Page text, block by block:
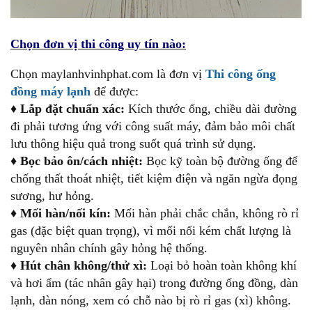
Chọn đơn vị thi công uy tín nào:
Chọn maylanhvinhphat.com là đơn vị Thi công ống
đồng máy lạnh để được:
♦ Lắp đặt chuẩn xác: Kích thước ống, chiều dài đường
đi phải tương ứng với công suất máy, đảm bảo môi chất
lưu thông hiệu quả trong suốt quá trình sử dụng.
♦ Bọc bảo ôn/cách nhiệt: Bọc kỹ toàn bộ đường ống để
chống thất thoát nhiệt, tiết kiệm điện và ngăn ngừa đọng
sương, hư hỏng.
♦ Mối hàn/nối kín: Mối hàn phải chắc chắn, không rò rỉ
gas (đặc biệt quan trọng), vì mối nối kém chất lượng là
nguyên nhân chính gây hỏng hệ thống.
♦ Hút chân không/thử xì: Loại bỏ hoàn toàn không khí
và hơi ẩm (tác nhân gây hại) trong đường ống đồng, dàn
lạnh, dàn nóng, xem có chỗ nào bị rò rỉ gas (xì) không.